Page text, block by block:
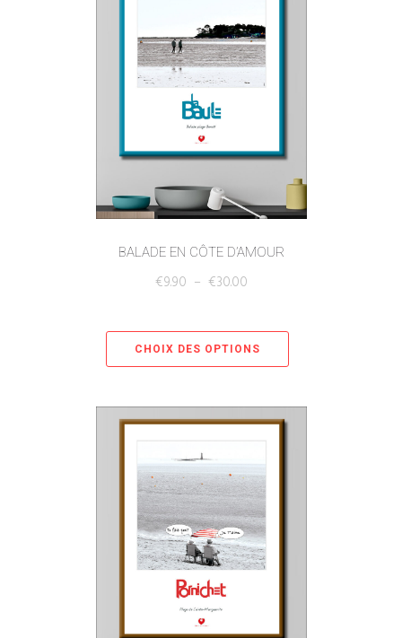
BALADE EN CÔTE D’AMOUR
€9.90 – €30.00
CHOIX DES OPTIONS